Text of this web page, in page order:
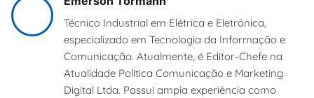
Técnico Industrial em Elétrica e Eletrônica,
especializado em Tecnologia da Informação e
Comunicação. Atualmente, é Editor-Chefe na
Atualidade Política Comunicação e Marketing
Digital Ltda. Possui ampla experiência como